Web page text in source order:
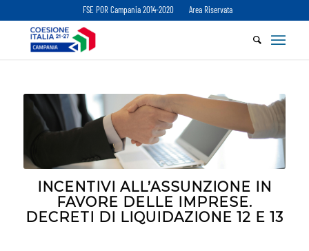
FSE POR Campania 2014-2020 Area Riservata
INCENTIVI ALL’ASSUNZIONE IN
FAVORE DELLE IMPRESE.
DECRETI DI LIQUIDAZIONE 12 E 13